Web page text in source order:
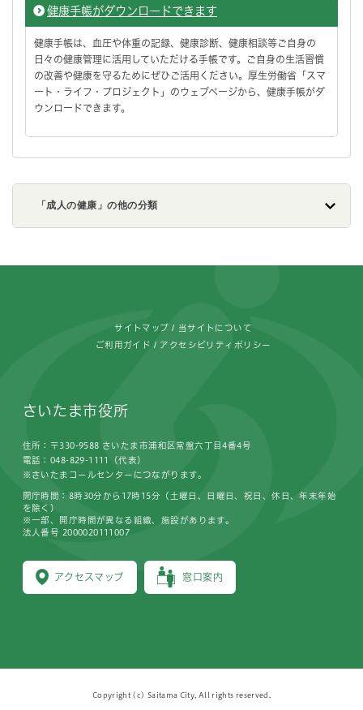
健康手帳がダウンロードできます
健康手帳は、血圧や体重の記録、健康診断、健康相談等ご自身の
日々の健康管理に活用していただける手帳です。ご自身の生活習慣
の改善や健康を守るためにぜひご活用ください。厚生労働省「スマ
ート・ライフ・プロジェクト」のウェブページから、健康手帳がダ
ウンロードできます。
「成人の健康」の他の分類
サイトマップ 当サイトについて
ご利用ガイド アクセシビリティポリシー
さいたま市役所
住所：〒330-9588 さいたま市浦和区常盤六丁目4番4号
電話：048-829-1111（代表）
※さいたまコールセンターにつながります。
アクセスマップ 窓口案内
開庁時間：8時30分から17時15分（土曜日、日曜日、祝日、休日、年末年始
を除く）
※一部、開庁時間が異なる組織、施設があります。
法人番号 2000020111007
Copyright (c) Saitama City, All rights reserved.